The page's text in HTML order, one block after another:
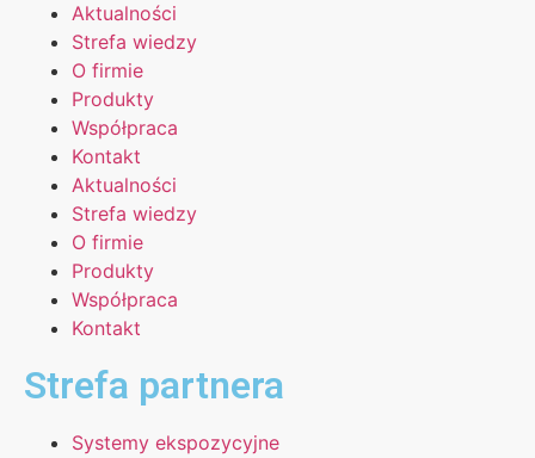
Aktualności
Strefa wiedzy
O firmie
Produkty
Współpraca
Kontakt
Aktualności
Strefa wiedzy
O firmie
Produkty
Współpraca
Kontakt
Strefa partnera
Systemy ekspozycyjne